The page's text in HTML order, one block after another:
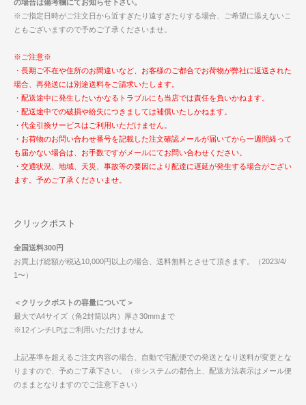
の場合は備考欄にてお知らせ下さい。
※ご指定日時がご注文日から近すぎたり遠すぎたりする場合、ご希望に添えないこ
ともございますので予めご了承くださいませ。
※ご注意※
・長期ご不在や住所のお間違いなど、お客様のご都合でお荷物が弊社に返送された
場合、再発送には別途送料をご請求いたします。
・配送途中に発生したいかなるトラブルにも当店では責任を負いかねます。
・配送途中での破損や紛失につきましては補償いたしかねます。
・代金引換サービスはご利用いただけません。
・お荷物のお問い合わせ番号を記載した注文確認メールが届いてから一週間経って
も届かない場合は、お手数ですがメールにてお問い合わせください。
・交通状況、地域、天災、事故等の要因により配達に遅延が発生する場合がござい
ます。予めご了承くださいませ。
クリックポスト
全国送料300円
お買上げ総額が税込10,000円以上の場合、送料無料とさせて頂きます。（2023/4/
1〜）
＜クリックポストの容量について＞
最大でA4サイズ（角2封筒以内）厚さ30mmまで
※12インチLPはご利用いただけません
上記基準を超えるご注文内容の場合、自動で宅配便での発送となり送料が変更とな
りますので、予めご了承下さい。（※システムの都合上、配送方法表示はメール便
のままとなりますのでご注意下さい）